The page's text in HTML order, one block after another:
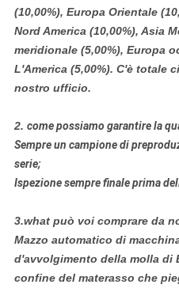
(10,00%), Europa Orientale
Nord America (10,00%), Asia
meridionale (5,00%), Europa
L'America (5,00%). C'è totale
nostro ufficio.
2. come possiamo garantire la
Sempre un campione di
serie;
Ispezione sempre finale prima
3.what può voi comprare da
Mazzo automatico di
d'avvolgimento della molla di
confine del materasso che